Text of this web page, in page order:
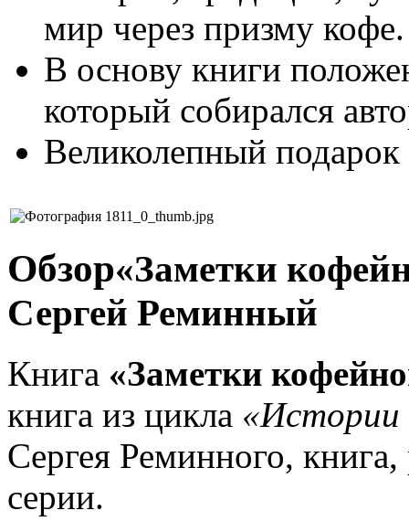
мир через призму кофе.
В основу книги
который собирался
Великолепный
Обзор«Заметки
Сергей Реминный
Книга «Заметки
книга из цикла «Истории
Сергея Реминного,
серии.